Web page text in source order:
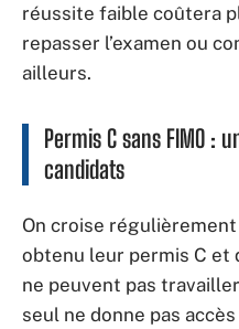
réussite faible coûtera
repasser l’examen ou
ailleurs.
Permis C sans FIMO :
candidats
On croise
obtenu leur permis C et
ne peuvent pas
seul ne donne pas